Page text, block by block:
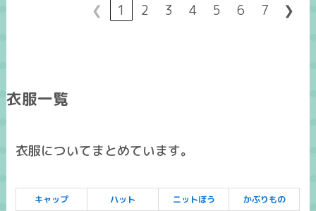
❮ 1 2 3 4 5 6 7 ❯
衣服一覧
衣服についてまとめています。
キャップ ハット ニットぼう
かぶりもの